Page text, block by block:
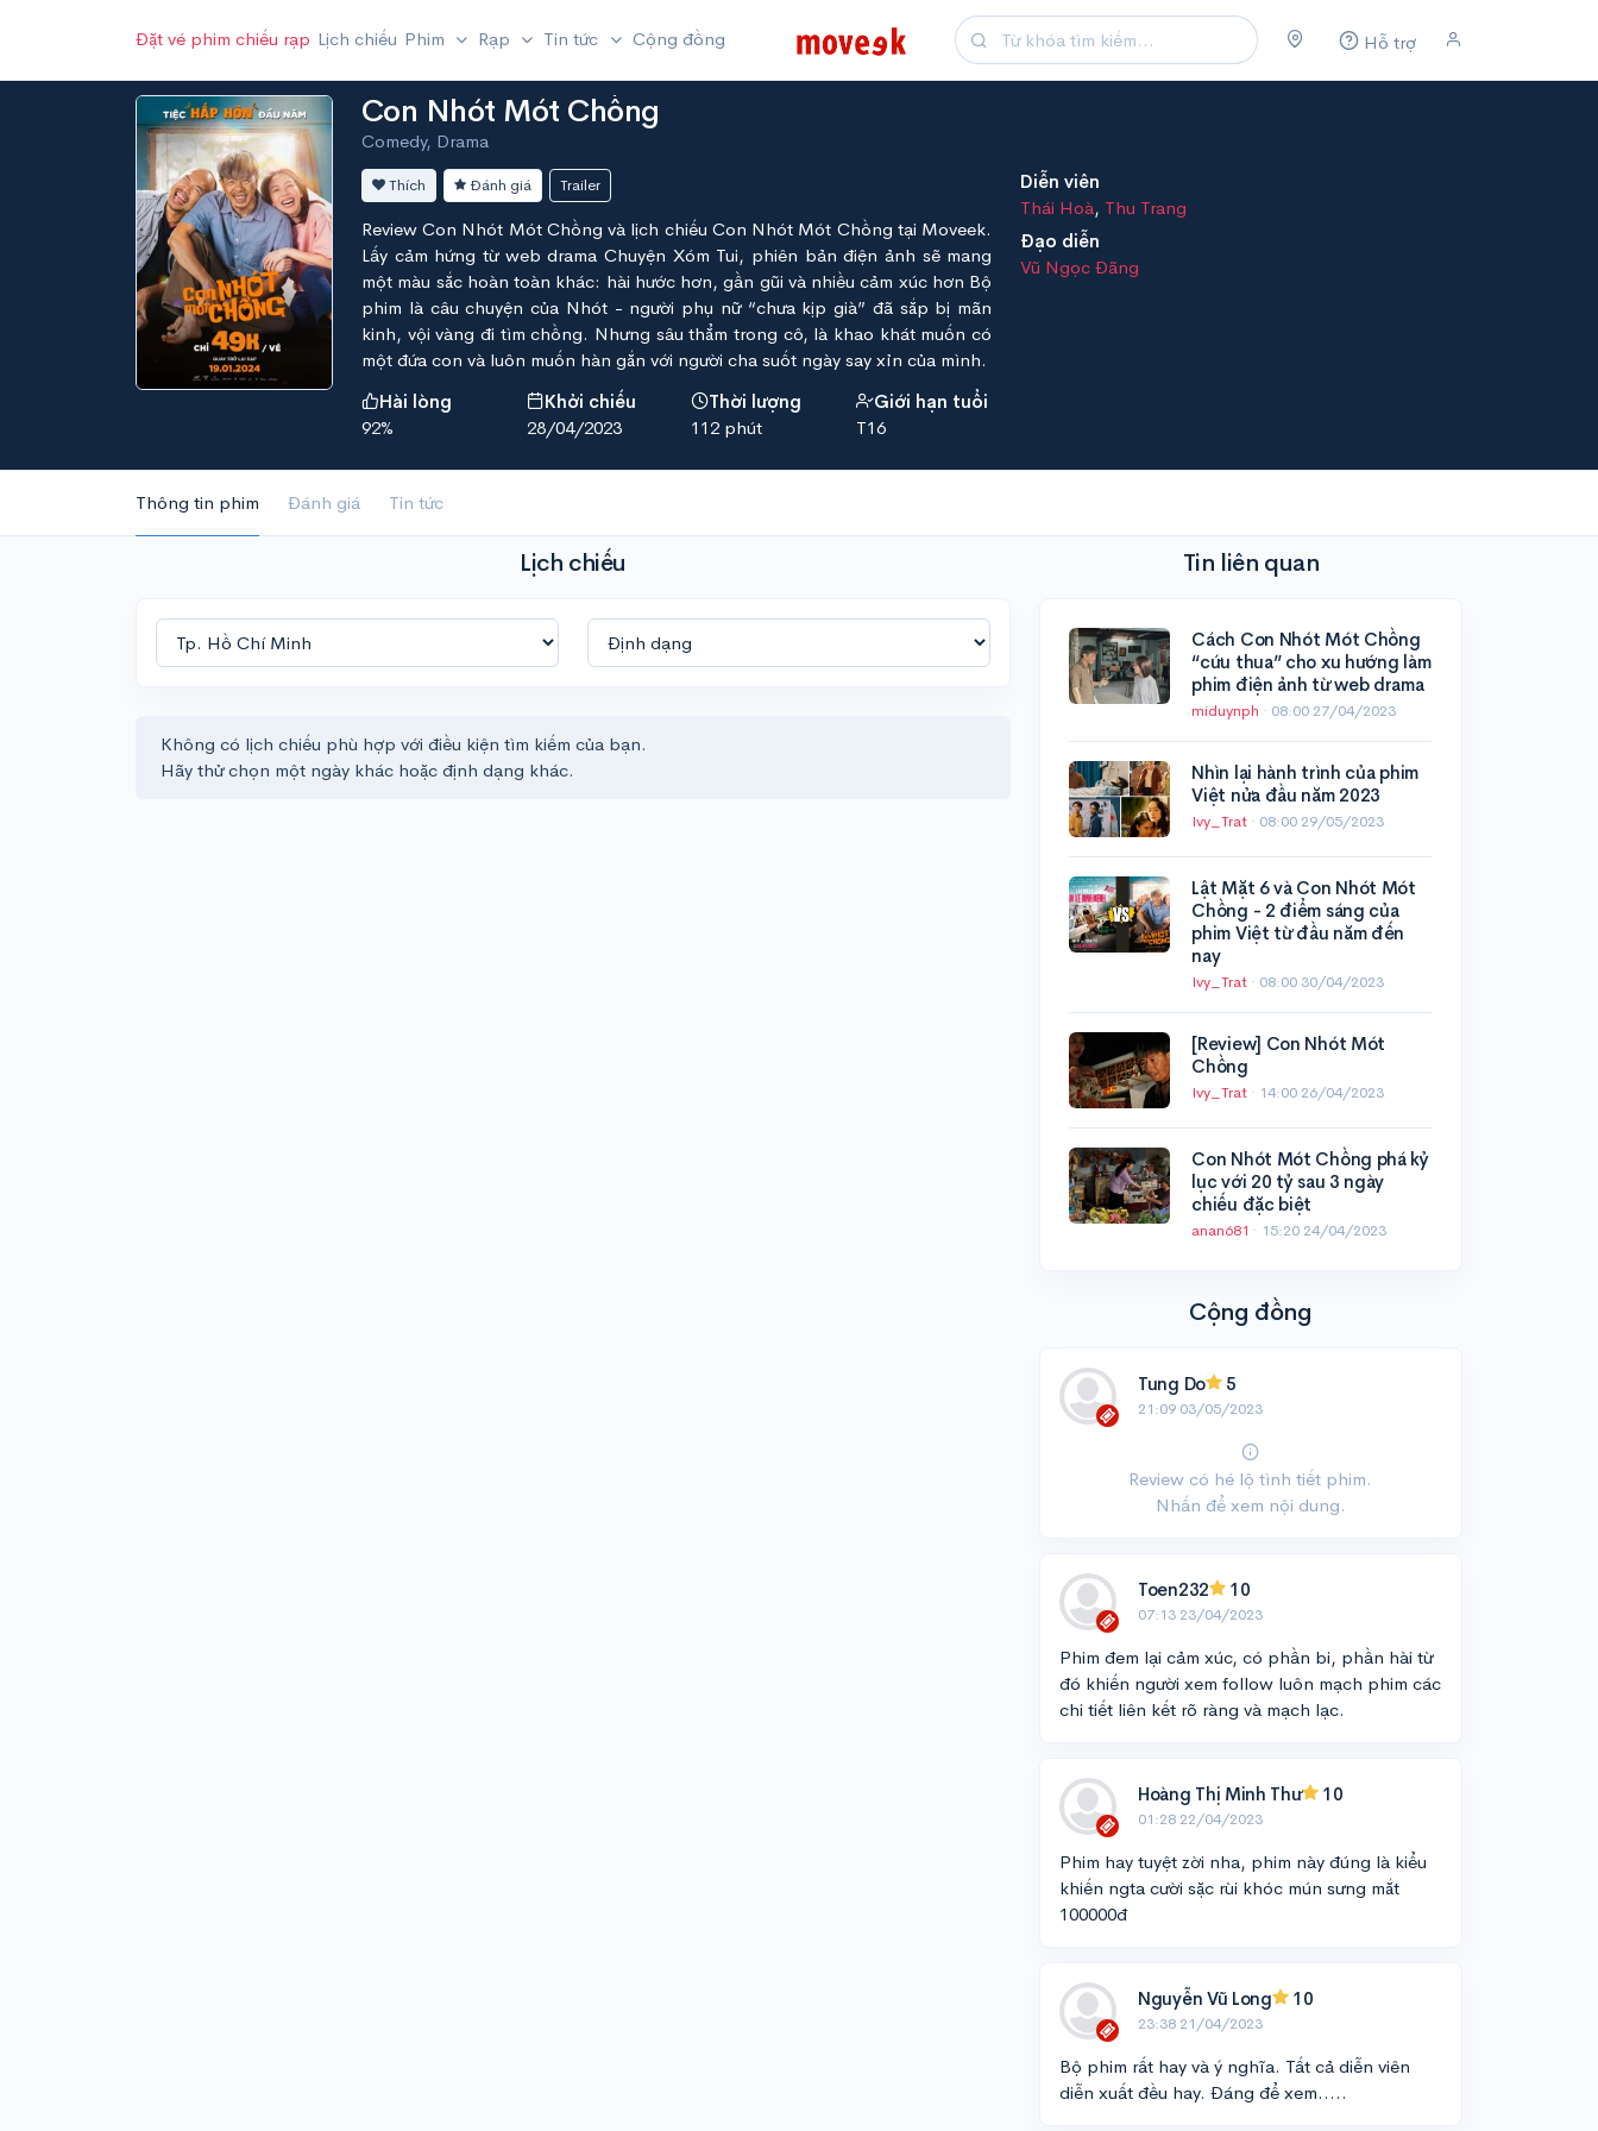
Hỗ trợ
Đặt vé phim chiếu rạp Lịch chiếu Phim Rạp Tin tức Cộng đồng
Con Nhót Mót Chồng
Comedy, Drama
Thích Đánh giá Trailer
Review Con Nhót Mót Chồng và lịch chiếu Con Nhót Mót Chồng tại Moveek.
Lấy cảm hứng từ web drama Chuyện Xóm Tui, phiên bản điện ảnh sẽ mang
một màu sắc hoàn toàn khác: hài hước hơn, gần gũi và nhiều cảm xúc hơn Bộ
phim là câu chuyện của Nhót - người phụ nữ “chưa kịp già” đã sắp bị mãn
kinh, vội vàng đi tìm chồng. Nhưng sâu thẳm trong cô, là khao khát muốn có
một đứa con và luôn muốn hàn gắn với người cha suốt ngày say xỉn của mình.
Hài lòng
92%
Khởi chiếu
28/04/2023
Thời lượng
112 phút
Giới hạn tuổi
T16
Diễn viên
Thái Hoà, Thu Trang
Đạo diễn
Vũ Ngọc Đãng
Thông tin phim Đánh giá Tin tức
Lịch chiếu
Không có lịch chiếu phù hợp với điều kiện tìm kiếm của bạn.
Hãy thử chọn một ngày khác hoặc định dạng khác.
Tin liên quan
Cách Con Nhót Mót Chồng
“cứu thua” cho xu hướng làm
phim điện ảnh từ web drama
miduynph · 08:00 27/04/2023
Nhìn lại hành trình của phim
Việt nửa đầu năm 2023
Ivy_Trat · 08:00 29/05/2023
Lật Mặt 6 và Con Nhót Mót
Chồng - 2 điểm sáng của
phim Việt từ đầu năm đến
nay
Ivy_Trat · 08:00 30/04/2023
[Review] Con Nhót Mót
Chồng
Ivy_Trat · 14:00 26/04/2023
Con Nhót Mót Chồng phá kỷ
lục với 20 tỷ sau 3 ngày
chiếu đặc biệt
anan681 · 15:20 24/04/2023
Cộng đồng
Tung Do 5
21:09 03/05/2023
Review có hé lộ tình tiết phim.
Nhấn để xem nội dung.
Toen232 10
07:13 23/04/2023
Phim đem lại cảm xúc, có phần bi, phần hài từ
đó khiến người xem follow luôn mạch phim các
chi tiết liên kết rõ ràng và mạch lạc.
Hoàng Thị Minh Thư 10
01:28 22/04/2023
Phim hay tuyệt zời nha, phim này đúng là kiểu
khiến ngta cười sặc rùi khóc mún sưng mắt
100000đ
Nguyễn Vũ Long 10
23:38 21/04/2023
Bộ phim rất hay và ý nghĩa. Tất cả diễn viên
diễn xuất đều hay. Đáng để xem…..